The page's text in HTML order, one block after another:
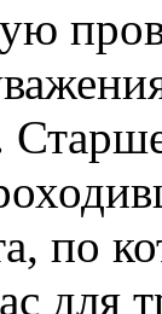
по
для